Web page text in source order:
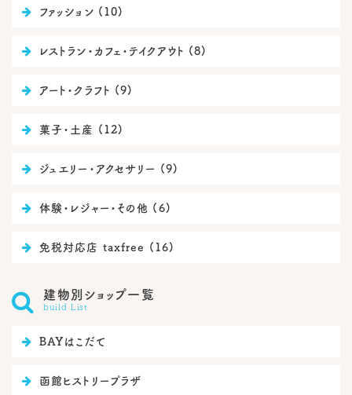
 ファッション (10)
 レストラン・カフェ・テイクアウト (8)
 アート・クラフト (9)
 菓子・土産 (12)
 ジュエリー・アクセサリー (9)
 体験・レジャー・その他 (6)
 免税対応店 taxfree (16)
 建物別ショップ一覧
build List
 BAYはこだて
 函館ヒストリープラザ